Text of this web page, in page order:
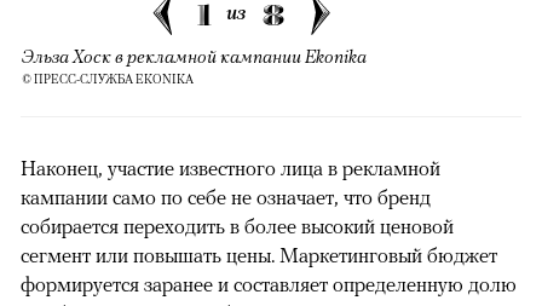
1 из 8
Эльза Хоск в рекламной кампании Ekonika
© ПРЕСС-СЛУЖБА EKONIKA
Наконец, участие известного лица в рекламной
кампании само по себе не означает, что бренд
собирается переходить в более высокий ценовой
сегмент или повышать цены. Маркетинговый бюджет
формируется заранее и составляет определенную долю